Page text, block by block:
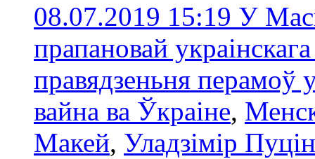
08.07.2019 15:19 У
прапановай
правядзеньня перамоў
вайна ва Ўкраіне,
Макей, Уладзімір Пуцін